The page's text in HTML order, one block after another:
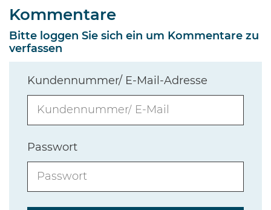
Kommentare
Bitte loggen Sie sich ein um Kommentare zu
verfassen
Kundennummer/ E-Mail-Adresse
Passwort